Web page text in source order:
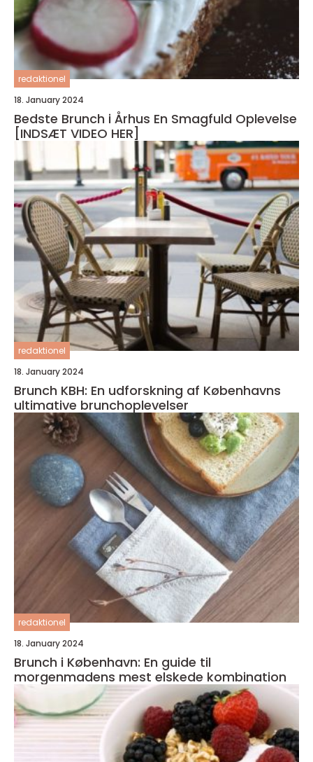
redaktionel
18. January 2024
Bedste Brunch i Århus En Smagfuld Oplevelse
[INDSÆT VIDEO HER]
redaktionel
18. January 2024
Brunch KBH: En udforskning af Københavns
ultimative brunchoplevelser
redaktionel
18. January 2024
Brunch i København: En guide til
morgenmadens mest elskede kombination